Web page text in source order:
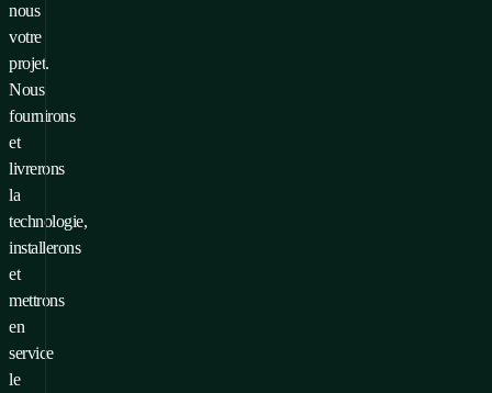
nous
votre
projet.
Nous
fournirons
et
livrerons
la
technologie,
installerons
et
mettrons
en
service
le